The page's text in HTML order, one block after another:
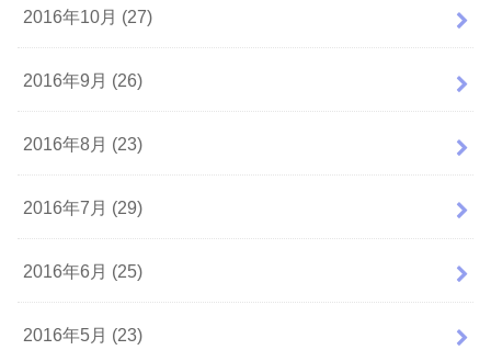
2016年10月 (27)
2016年9月 (26)
2016年8月 (23)
2016年7月 (29)
2016年6月 (25)
2016年5月 (23)